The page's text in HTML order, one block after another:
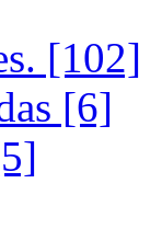
[102]
[6]